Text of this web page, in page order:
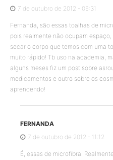
7 de outubro de 2012 - 06:31
Fernanda, são essas toalhas de
pois realmente não ocupam
secar o corpo que temos com uma
muito rápido! Tb uso na academia,
alguns meses fiz um post sobre
medicamentos e outro sobre os
aprendendo!
FERNANDA
7 de outubro de 2012 - 11:12
É, essas de microfibra.